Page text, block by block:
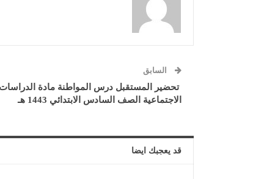
السابق
تحضير المستقبل درس المواطنة مادة الدراسات
الاجتماعية الصف السادس الابتدائي 1443 هـ
قد يعجبك ايضا